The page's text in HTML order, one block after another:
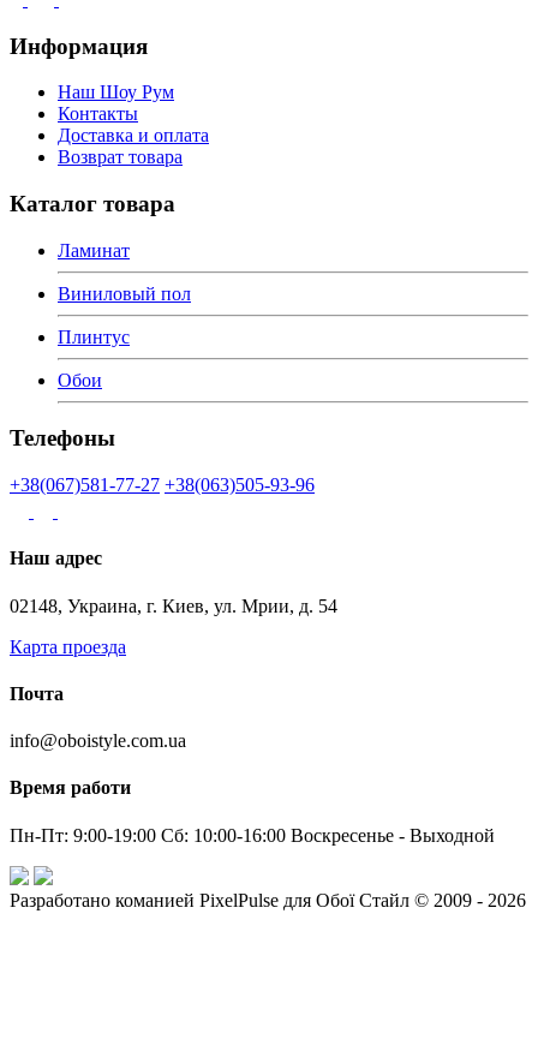
Информация
Наш Шоу Рум
Контакты
Доставка и оплата
Возврат товара
Каталог товара
Ламинат
Виниловый пол
Плинтус
Обои
Телефоны
+38(067)581-77-27 +38(063)505-93-96
Наш адрес
02148, Украина, г. Киев, ул. Мрии, д. 54
Карта проезда
Почта
info@oboistyle.com.ua
Время работи
Пн-Пт: 9:00-19:00 Сб: 10:00-16:00 Воскресенье - Выходной
Разработано команией PixelPulse для Обої Стайл © 2009 - 2026